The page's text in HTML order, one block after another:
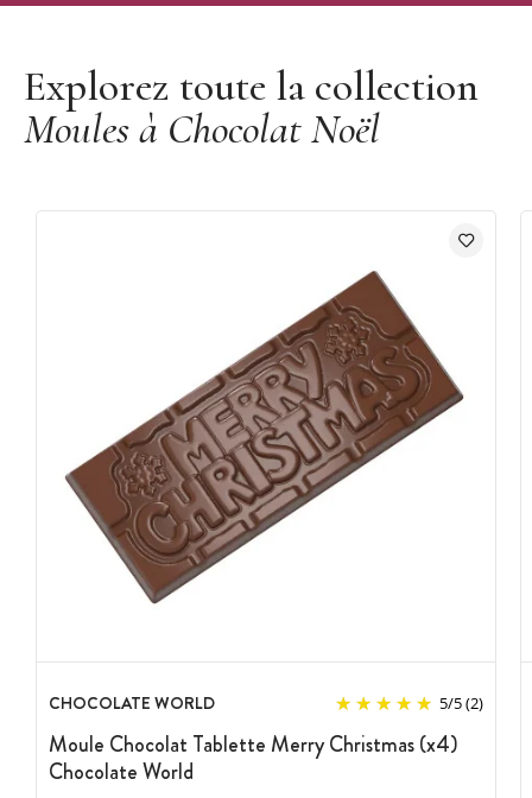
Explorez toute la collection
Moules à Chocolat Noël
CHOCOLATE WORLD 5/5(2)
Moule Chocolat Tablette Merry Christmas (x4)
Chocolate World